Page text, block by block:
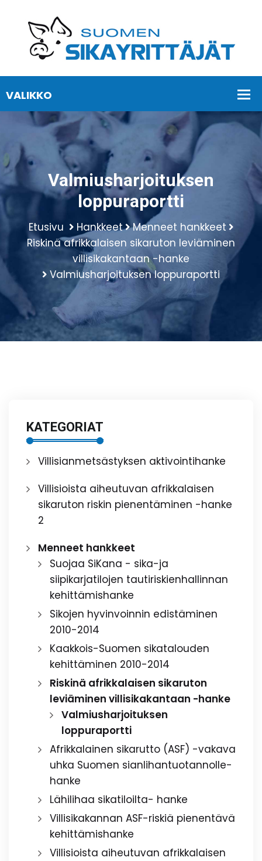
Valmiusharjoituksen
loppuraportti
Etusivu Hankkeet
Menneet hankkeet
Riskinä afrikkalaisen sikaruton leviäminen
villisikakantaan -hanke
Valmiusharjoituksen loppuraportti
KATEGORIAT
Villisianmetsästyksen aktivointihanke
Villisioista aiheutuvan afrikkalaisen
sikaruton riskin pienentäminen -hanke
2
Menneet hankkeet
Suojaa SiKana - sika-ja
siipikarjatilojen tautiriskienhallinnan
kehittämishanke
Sikojen hyvinvoinnin edistäminen
2010-2014
Kaakkois-Suomen sikatalouden
kehittäminen 2010-2014
Riskinä afrikkalaisen sikaruton
leviäminen villisikakantaan -hanke
Valmiusharjoituksen
loppuraportti
Afrikkalainen sikarutto (ASF) -vakava
uhka Suomen sianlihantuotannolle-
hanke
Lähilihaa sikatiloilta- hanke
Villisikakannan ASF-riskiä pienentävä
kehittämishanke
Villisioista aiheutuvan afrikkalaisen